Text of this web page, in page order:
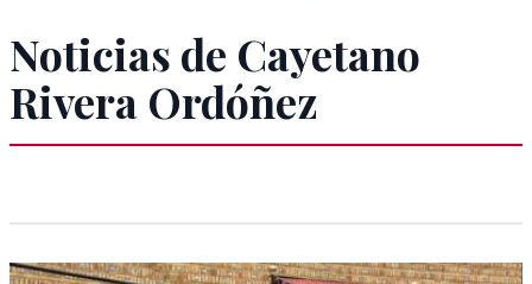
Noticias de Cayetano
Rivera Ordóñez